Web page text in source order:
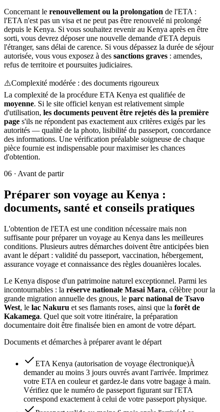
Concernant le renouvellement ou la prolongation de l'ETA :
l'ETA n'est pas un visa et ne peut pas être renouvelé ni prolongé
depuis le Kenya. Si vous souhaitez revenir au Kenya après en être
sorti, vous devrez déposer une nouvelle demande d'ETA depuis
l'étranger, sans délai de carence. Si vous dépassez la durée de séjour
autorisée, vous vous exposez à des sanctions graves : amendes,
refus de territoire et poursuites judiciaires.
⚠️Complexité modérée : des documents rigoureux
La complexité de la procédure ETA Kenya est qualifiée de
moyenne. Si le site officiel kenyan est relativement simple
d'utilisation, les documents peuvent être rejetés dès la première
page s'ils ne répondent pas exactement aux critères exigés par les
autorités — qualité de la photo, lisibilité du passeport, concordance
des informations. Une vérification préalable soigneuse de chaque
pièce fournie est indispensable pour maximiser les chances
d'obtention.
06 · Avant de partir
Préparer son voyage au Kenya :
documents, santé et conseils pratiques
L'obtention de l'ETA est une condition nécessaire mais non
suffisante pour préparer un voyage au Kenya dans les meilleures
conditions. Plusieurs autres démarches doivent être anticipées bien
avant le départ : validité du passeport, vaccination, hébergement,
assurance voyage et connaissance des règles douanières locales.
Le Kenya dispose d'un patrimoine naturel exceptionnel. Parmi les
incontournables : la réserve nationale Masai Mara, célèbre pour la
grande migration annuelle des gnous, le parc national de Tsavo
West, le lac Nakuru et ses flamants roses, ainsi que la forêt de
Kakamega. Quel que soit votre itinéraire, la préparation
documentaire doit être finalisée bien en amont de votre départ.
Documents et démarches à préparer avant le départ
ETA Kenya (autorisation de voyage électronique)À
demander au moins 3 jours ouvrés avant l'arrivée. Imprimez
votre ETA en couleur et gardez-le dans votre bagage à main.
Vérifiez que le numéro de passeport figurant sur l'ETA
correspond exactement à celui de votre passeport physique.